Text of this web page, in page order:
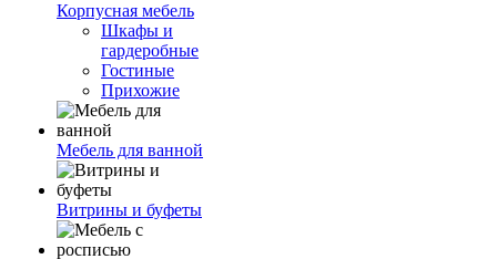
Корпусная мебель
Шкафы и
гардеробные
Гостиные
Прихожие
Мебель для ванной
Витрины и буфеты